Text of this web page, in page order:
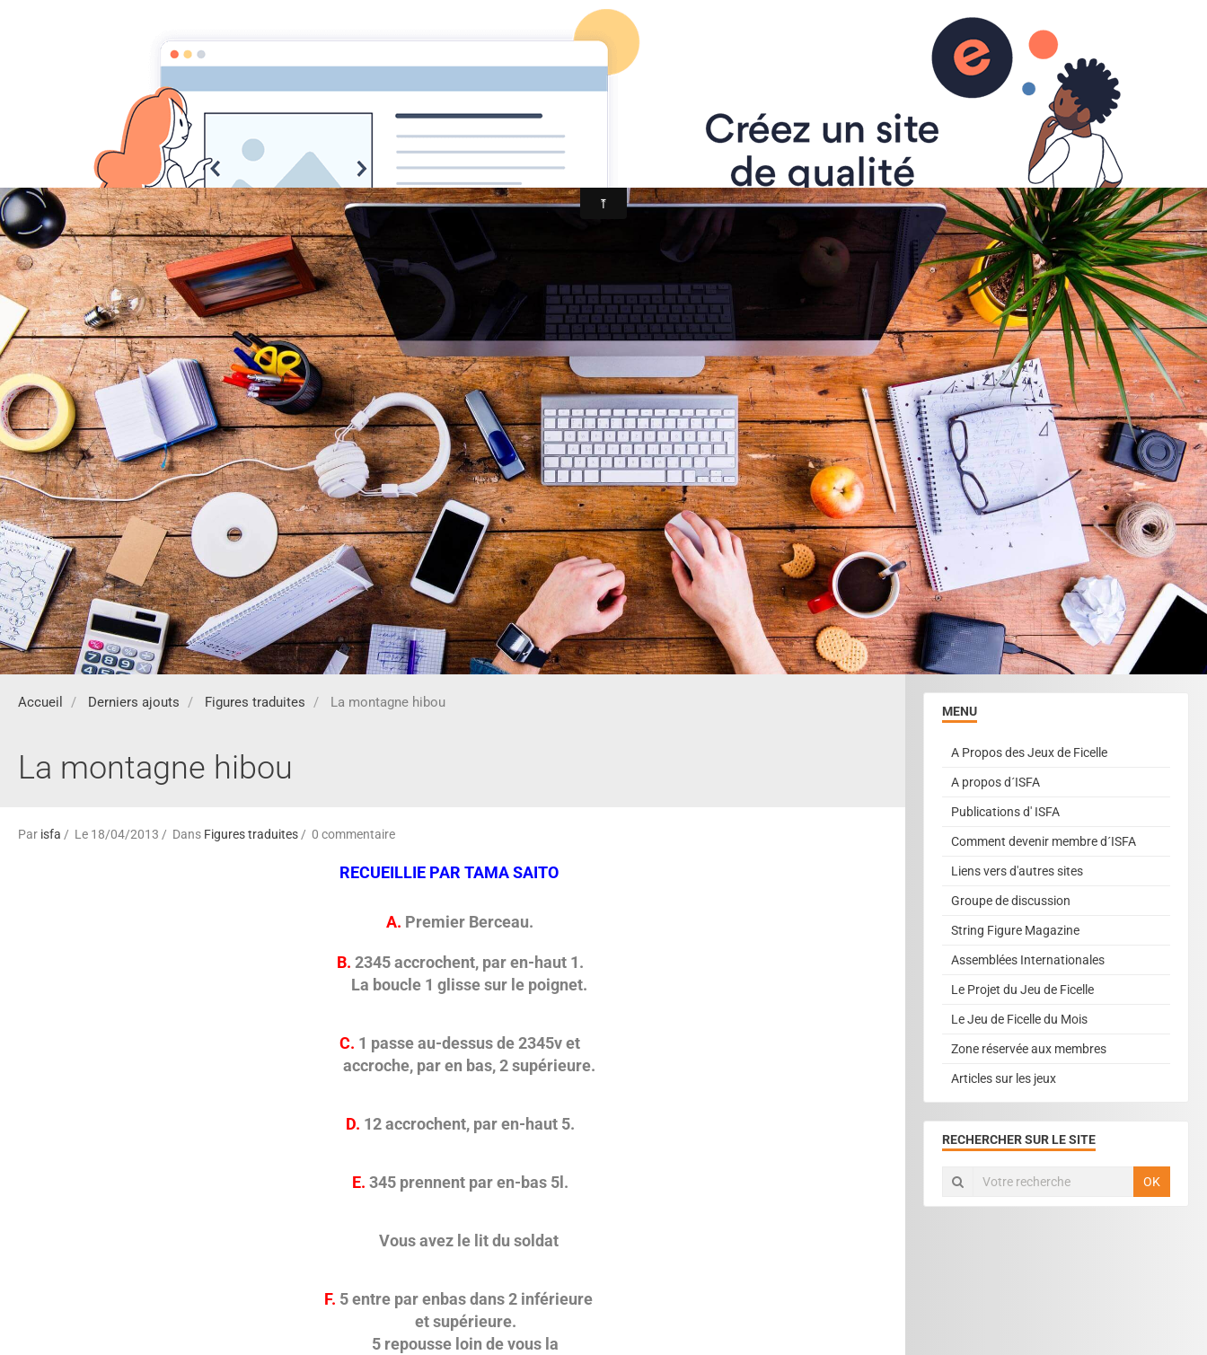
Association Internationale du Jeu de Ficelle
Accueil Derniers ajouts Figures traduites La montagne hibou
La montagne hibou
Par isfa Le 18/04/2013 Dans Figures traduites 0 commentaire
RECUEILLIE PAR TAMA SAITO
A. Premier Berceau.
B. 2345 accrochent, par en-­haut 1.
La boucle 1 glisse sur le poignet.
C. 1 passe au-­dessus de 2345v et
accroche, par en bas, 2 supérieure.
D. 12 accrochent, par en-haut 5.
E. 345 prennent par en-bas 5l.
Vous avez le lit du soldat
F. 5 entre par en­bas dans 2 inférieure
et supérieure.
5 repousse loin de vous la
MENU
A Propos des Jeux de Ficelle
A propos d´ISFA
Publications d' ISFA
Comment devenir membre d´ISFA
Liens vers d'autres sites
Groupe de discussion
String Figure Magazine
Assemblées Internationales
Le Projet du Jeu de Ficelle
Le Jeu de Ficelle du Mois
Zone réservée aux membres
Articles sur les jeux
RECHERCHER SUR LE SITE
OK